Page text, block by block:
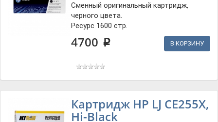
Сменный оригинальный картридж,
черного цвета.
Ресурс 1600 стр.
4700 p В КОРЗИНУ
Картридж HP LJ CE255X,
Hi-Black